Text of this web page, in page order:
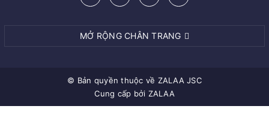
MỞ RỘNG CHÂN TRANG
© Bản quyền thuộc về ZALAA JSC
Cung cấp bởi ZALAA